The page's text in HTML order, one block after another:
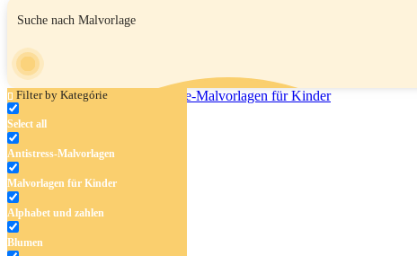
Filter by Kategórie
Select all
Antistress-Malvorlagen
Malvorlagen für Kinder
Alphabet und zahlen
Blumen
Hase mit Süßigkeiten